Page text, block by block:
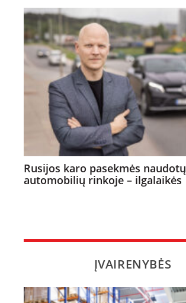
Rusijos karo pasekmės naudotų
automobilių rinkoje – ilgalaikės
ĮVAIRENYBĖS